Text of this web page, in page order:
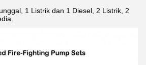
1 Listrik dan 1 Diesel, 2 Listrik, 2